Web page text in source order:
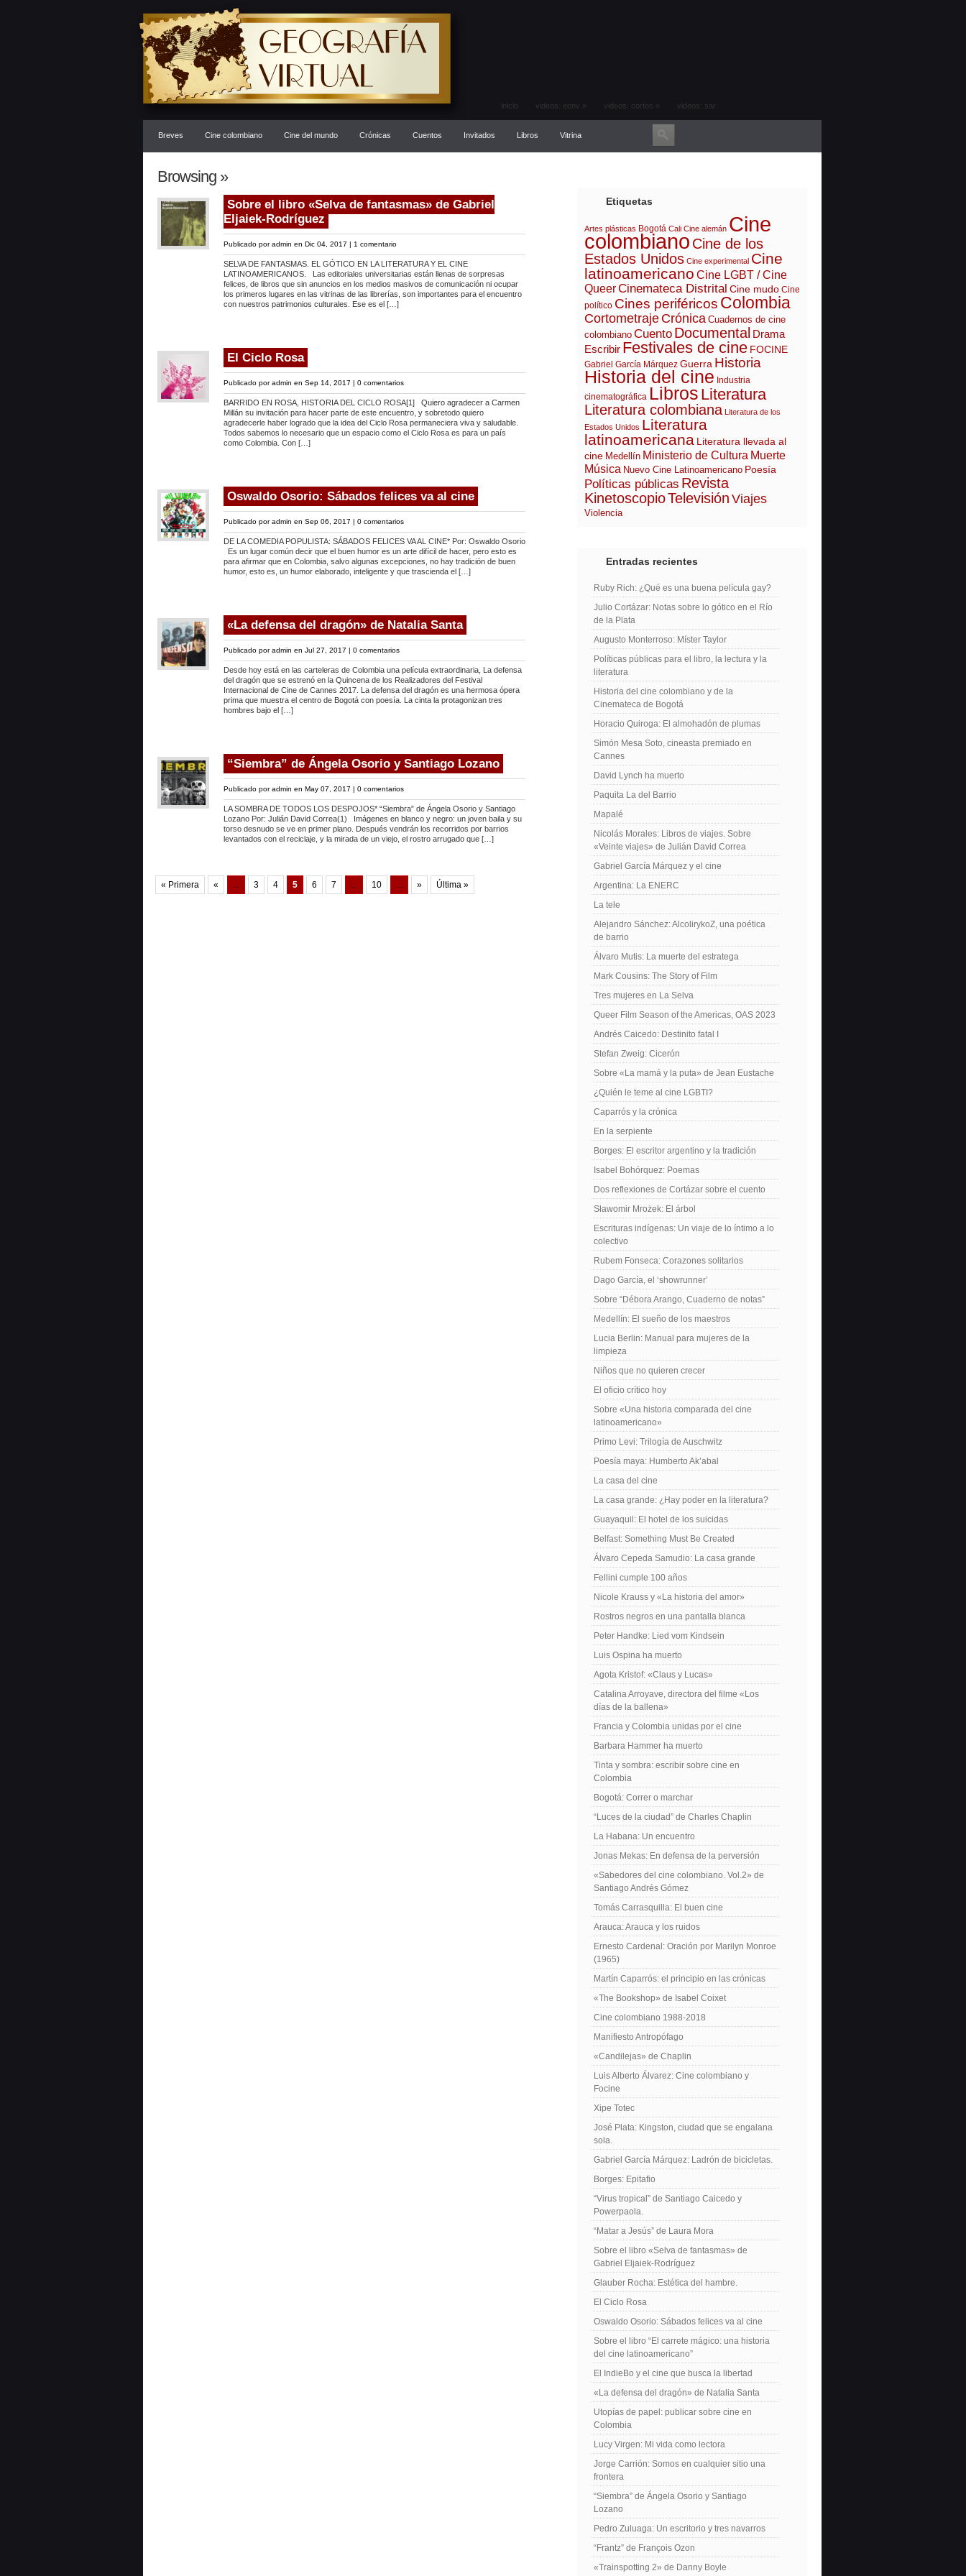
inicio videos: ecnv » videos: cortos » videos: sar
Breves Cine colombiano Cine del mundo Crónicas Cuentos Invitados Libros Vitrina
Browsing »
Sobre el libro «Selva de fantasmas» de Gabriel
Eljaiek-Rodríguez
Publicado poradmin en Dic 04, 2017 | 1 comentario
SELVA DE FANTASMAS. EL GÓTICO EN LA LITERATURA Y EL CINE
LATINOAMERICANOS. Las editoriales universitarias están llenas de sorpresas
felices, de libros que sin anuncios en los medios masivos de comunicación ni ocupar
los primeros lugares en las vitrinas de las librerías, son importantes para el encuentro
con nuestros patrimonios culturales. Ese es el […]
El Ciclo Rosa
Publicado poradmin en Sep 14, 2017 | 0 comentarios
BARRIDO EN ROSA, HISTORIA DEL CICLO ROSA[1] Quiero agradecer a Carmen
Millán su invitación para hacer parte de este encuentro, y sobretodo quiero
agradecerle haber logrado que la idea del Ciclo Rosa permaneciera viva y saludable.
Todos sabemos lo necesario que un espacio como el Ciclo Rosa es para un país
como Colombia. Con […]
Oswaldo Osorio: Sábados felices va al cine
Publicado poradmin en Sep 06, 2017 | 0 comentarios
DE LA COMEDIA POPULISTA: SÁBADOS FELICES VA AL CINE* Por: Oswaldo Osorio
Es un lugar común decir que el buen humor es un arte difícil de hacer, pero esto es
para afirmar que en Colombia, salvo algunas excepciones, no hay tradición de buen
humor, esto es, un humor elaborado, inteligente y que trascienda el […]
«La defensa del dragón» de Natalia Santa
Publicado poradmin en Jul 27, 2017 | 0 comentarios
Desde hoy está en las carteleras de Colombia una película extraordinaria, La defensa
del dragón que se estrenó en la Quincena de los Realizadores del Festival
Internacional de Cine de Cannes 2017. La defensa del dragón es una hermosa ópera
prima que muestra el centro de Bogotá con poesía. La cinta la protagonizan tres
hombres bajo el […]
“Siembra” de Ángela Osorio y Santiago Lozano
Publicado poradmin en May 07, 2017 | 0 comentarios
LA SOMBRA DE TODOS LOS DESPOJOS* “Siembra” de Ángela Osorio y Santiago
Lozano Por: Julián David Correa(1) Imágenes en blanco y negro: un joven baila y su
torso desnudo se ve en primer plano. Después vendrán los recorridos por barrios
levantados con el reciclaje, y la mirada de un viejo, el rostro arrugado que […]
« Primera « ... 3 4 5 6 7 ... 10 ... » Última »
Etiquetas
Artes plásticas Bogotá Cali Cine alemán Cine
colombiano Cine de los
Estados Unidos Cine experimental Cine
latinoamericano Cine LGBT / Cine
QueerCinemateca Distrital Cine mudo Cine
político Cines periféricos Colombia
Cortometraje Crónica Cuadernos de cine
colombiano Cuento Documental Drama
Escribir Festivales de cine FOCINE
Gabriel García Márquez Guerra Historia
Historia del cine Industria
cinematográfica Libros Literatura
Literatura colombiana Literatura de los
Estados Unidos Literatura
latinoamericana Literatura llevada al
cine Medellín Ministerio de Cultura Muerte
Música Nuevo Cine Latinoamericano Poesía
Políticas públicas Revista
KinetoscopioTelevisiónViajes
Violencia
Entradas recientes
Ruby Rich: ¿Qué es una buena película gay?
Julio Cortázar: Notas sobre lo gótico en el Río
de la Plata
Augusto Monterroso: Míster Taylor
Políticas públicas para el libro, la lectura y la
literatura
Historia del cine colombiano y de la
Cinemateca de Bogotá
Horacio Quiroga: El almohadón de plumas
Simón Mesa Soto, cineasta premiado en
Cannes
David Lynch ha muerto
Paquita La del Barrio
Mapalé
Nicolás Morales: Libros de viajes. Sobre
«Veinte viajes» de Julián David Correa
Gabriel García Márquez y el cine
Argentina: La ENERC
La tele
Alejandro Sánchez: AlcolirykoZ, una poética
de barrio
Álvaro Mutis: La muerte del estratega
Mark Cousins: The Story of Film
Tres mujeres en La Selva
Queer Film Season of the Americas, OAS 2023
Andrés Caicedo: Destinito fatal I
Stefan Zweig: Cicerón
Sobre «La mamá y la puta» de Jean Eustache
¿Quién le teme al cine LGBTI?
Caparrós y la crónica
En la serpiente
Borges: El escritor argentino y la tradición
Isabel Bohórquez: Poemas
Dos reflexiones de Cortázar sobre el cuento
Sławomir Mrożek: El árbol
Escrituras indígenas: Un viaje de lo íntimo a lo
colectivo
Rubem Fonseca: Corazones solitarios
Dago García, el ‘showrunner’
Sobre “Débora Arango, Cuaderno de notas”
Medellín: El sueño de los maestros
Lucia Berlin: Manual para mujeres de la
limpieza
Niños que no quieren crecer
El oficio crítico hoy
Sobre «Una historia comparada del cine
latinoamericano»
Primo Levi: Trilogía de Auschwitz
Poesía maya: Humberto Ak’abal
La casa del cine
La casa grande: ¿Hay poder en la literatura?
Guayaquil: El hotel de los suicidas
Belfast: Something Must Be Created
Álvaro Cepeda Samudio: La casa grande
Fellini cumple 100 años
Nicole Krauss y «La historia del amor»
Rostros negros en una pantalla blanca
Peter Handke: Lied vom Kindsein
Luis Ospina ha muerto
Agota Kristof: «Claus y Lucas»
Catalina Arroyave, directora del filme «Los
días de la ballena»
Francia y Colombia unidas por el cine
Barbara Hammer ha muerto
Tinta y sombra: escribir sobre cine en
Colombia
Bogotá: Correr o marchar
“Luces de la ciudad” de Charles Chaplin
La Habana: Un encuentro
Jonas Mekas: En defensa de la perversión
«Sabedores del cine colombiano. Vol.2» de
Santiago Andrés Gómez
Tomás Carrasquilla: El buen cine
Arauca: Arauca y los ruidos
Ernesto Cardenal: Oración por Marilyn Monroe
(1965)
Martín Caparrós: el principio en las crónicas
«The Bookshop» de Isabel Coixet
Cine colombiano 1988-2018
Manifiesto Antropófago
«Candilejas» de Chaplin
Luis Alberto Álvarez: Cine colombiano y
Focine
Xipe Totec
José Plata: Kingston, ciudad que se engalana
sola.
Gabriel García Márquez: Ladrón de bicicletas.
Borges: Epitafio
“Virus tropical” de Santiago Caicedo y
Powerpaola.
“Matar a Jesús” de Laura Mora
Sobre el libro «Selva de fantasmas» de
Gabriel Eljaiek-Rodríguez
Glauber Rocha: Estética del hambre.
El Ciclo Rosa
Oswaldo Osorio: Sábados felices va al cine
Sobre el libro “El carrete mágico: una historia
del cine latinoamericano”
El IndieBo y el cine que busca la libertad
«La defensa del dragón» de Natalia Santa
Utopías de papel: publicar sobre cine en
Colombia
Lucy Virgen: Mi vida como lectora
Jorge Carrión: Somos en cualquier sitio una
frontera
“Siembra” de Ángela Osorio y Santiago
Lozano
Pedro Zuluaga: Un escritorio y tres navarros
“Frantz” de François Ozon
«Trainspotting 2» de Danny Boyle